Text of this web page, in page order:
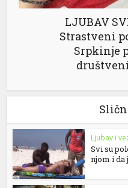
LJUBAV
Strastveni
Srpkinje
Ljubav i
Svi su
njom i da